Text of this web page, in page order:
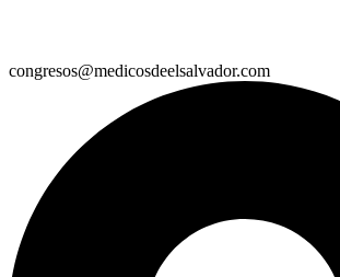
congresos@medicosdeelsalvador.com